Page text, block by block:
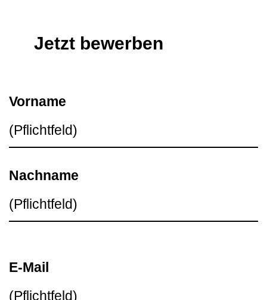
Jetzt bewerben
Vorname
Nachname
E-Mail